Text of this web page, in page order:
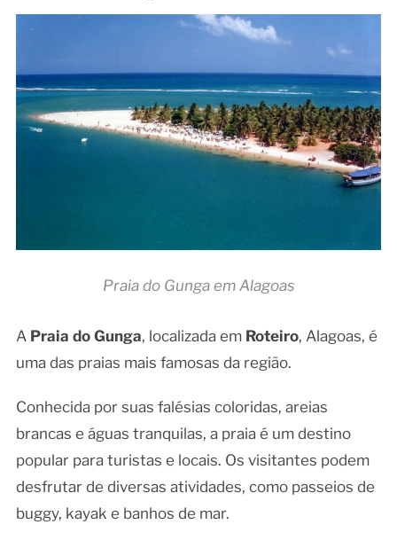
Praia do Gunga em Alagoas
A Praia do Gunga, localizada em Roteiro, Alagoas, é
uma das praias mais famosas da região.
Conhecida por suas falésias coloridas, areias
brancas e águas tranquilas, a praia é um destino
popular para turistas e locais. Os visitantes podem
desfrutar de diversas atividades, como passeios de
buggy, kayak e banhos de mar.